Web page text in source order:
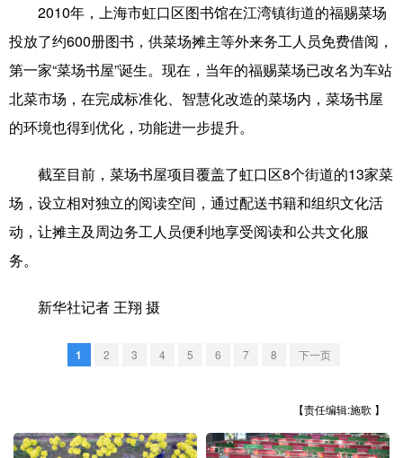
公益 一带一路 亚太网 上市公司
地方频道
北京 天津 河北 山西
辽宁 吉林 上海 江苏
浙江 安徽 福建 江西
广东 广西
贵州 云南
新疆 内蒙古 黑龙江
2010年，上海市虹口区图书馆在江湾镇街道的福赐菜场
投放了约600册图书，供菜场摊主等外来务工人员免费借阅，
第一家“菜场书屋”诞生。现在，当年的福赐菜场已改名为车站
北菜市场，在完成标准化、智慧化改造的菜场内，菜场书屋
的环境也得到优化，功能进一步提升。
截至目前，菜场书屋项目覆盖了虹口区8个街道的13家菜
场，设立相对独立的阅读空间，通过配送书籍和组织文化活
动，让摊主及周边务工人员便利地享受阅读和公共文化服
务。
新华社记者 王翔 摄
1 2 3 4 5 6 7 8 下一页
【责任编辑:施歌 】